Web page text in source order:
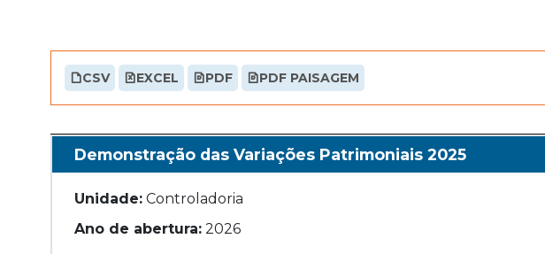
CSV EXCEL PDF PDF PAISAGEM
Demonstração das Variações Patrimoniais 2025
Unidade: Controladoria
Ano de abertura: 2026